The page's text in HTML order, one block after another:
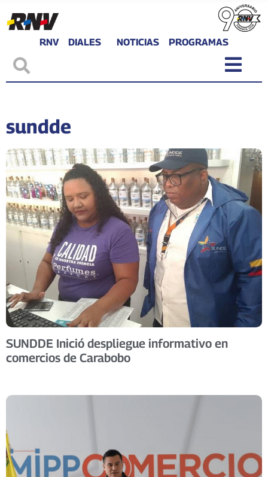
RNV DIALES NOTICIAS PROGRAMAS
sundde
SUNDDE Inició despliegue informativo en
comercios de Carabobo